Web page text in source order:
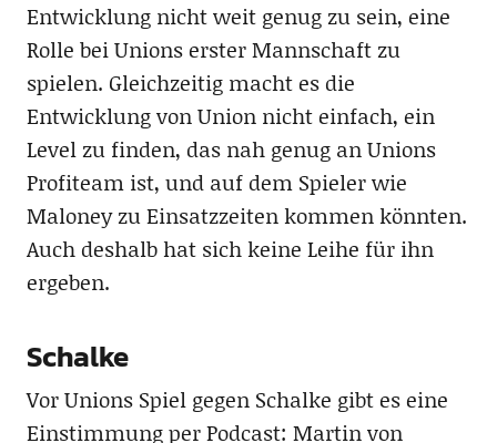
Entwicklung nicht weit genug zu sein, eine
Rolle bei Unions erster Mannschaft zu
spielen. Gleichzeitig macht es die
Entwicklung von Union nicht einfach, ein
Level zu finden, das nah genug an Unions
Profiteam ist, und auf dem Spieler wie
Maloney zu Einsatzzeiten kommen könnten.
Auch deshalb hat sich keine Leihe für ihn
ergeben.
Schalke
Vor Unions Spiel gegen Schalke gibt es eine
Einstimmung per Podcast: Martin von